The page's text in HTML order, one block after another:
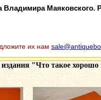
Владимира
их нам
"Что такое хорошо